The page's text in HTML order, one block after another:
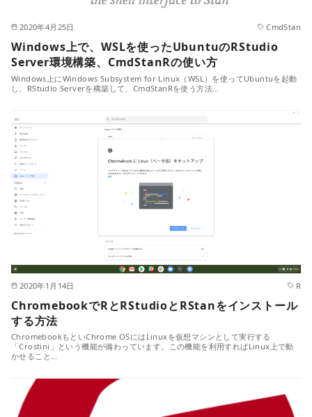
2020年4月25日 CmdStan
Windows上で、WSLを使ったUbuntuのRStudio
Server環境構築、CmdStanRの使い方
Windows上にWindows Subsystem for Linux（WSL）を使ってUbuntuを起動
し、RStudio Serverを構築して、CmdStanRを使う方法…
2020年1月14日 R
ChromebookでRとRStudioとRStanをインストール
する方法
ChromebookもといChrome OSにはLinuxを仮想マシンとして実行する
「Crostini」という機能が備わっています。この機能を利用すればLinux上で動
かせること…